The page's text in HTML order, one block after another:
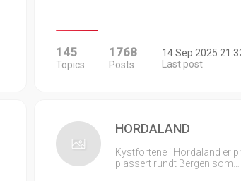
145
Topics
1768
Posts
14 Sep 2025
Last post
HORDALAND
Kystfortene i Hordaland er
plassert rundt Bergen som…